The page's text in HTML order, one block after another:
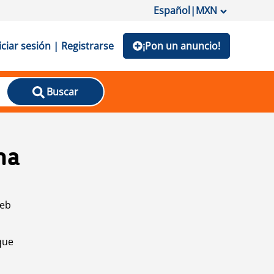
Español|MXN
sesión | Registrarse ¡Pon un anuncio!
Buscar